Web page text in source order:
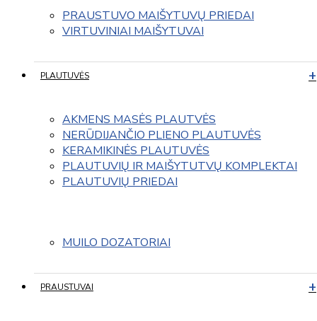
PRAUSTUVO MAIŠYTUVŲ PRIEDAI
VIRTUVINIAI MAIŠYTUVAI
PLAUTUVĖS
AKMENS MASĖS PLAUTVĖS
NERŪDIJANČIO PLIENO PLAUTUVĖS
KERAMIKINĖS PLAUTUVĖS
PLAUTUVIŲ IR MAIŠYTUTVŲ KOMPLEKTAI
PLAUTUVIŲ PRIEDAI
MUILO DOZATORIAI
PRAUSTUVAI